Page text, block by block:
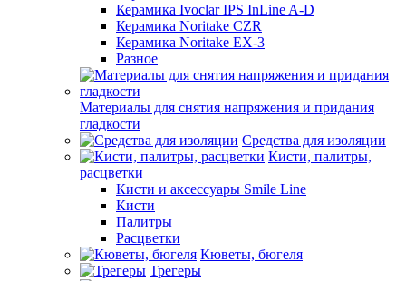
Керамика Ivoclar IPS InLine A-D
Керамика Noritake CZR
Керамика Noritake EX-3
Разное
Материалы для снятия напряжения и придания
гладкости
Средства для изоляции
Кисти, палитры,
расцветки
Кисти и аксессуары Smile Line
Кисти
Палитры
Расцветки
Кюветы, бюгеля
Трегеры